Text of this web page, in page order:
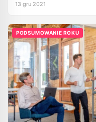
13 gru 2021
PODSUMOWANIE ROKU